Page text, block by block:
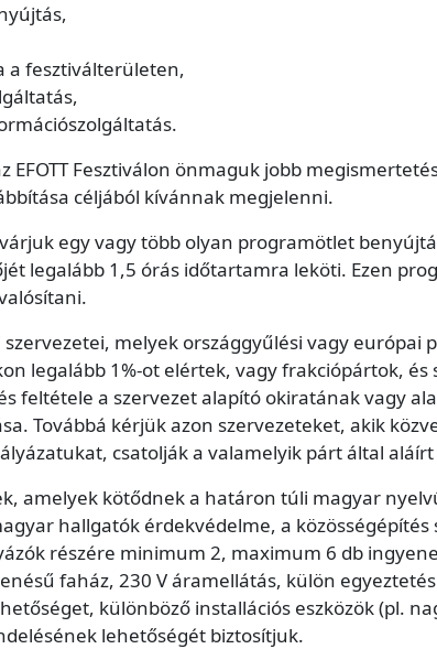
a fesztiválterületen,
EFOTT Fesztiválon önmaguk jobb
céljából kívánnak megjelenni.
egy vagy több olyan programötlet
legalább 1,5 órás időtartamra leköti. Ezen
melyek országgyűlési vagy
legalább 1%-ot elértek, vagy frakciópártok,
feltétele a szervezet alapító okiratának vagy
Továbbá kérjük azon szervezeteket, akik
csatolják a valamelyik párt által
amelyek kötődnek a határon túli magyar
hallgatók érdekvédelme, a közösségépítés
részére minimum 2, maximum 6 db
faház, 230 V áramellátás, külön
különböző installációs eszközök (pl.
lehetőségét biztosítjuk.